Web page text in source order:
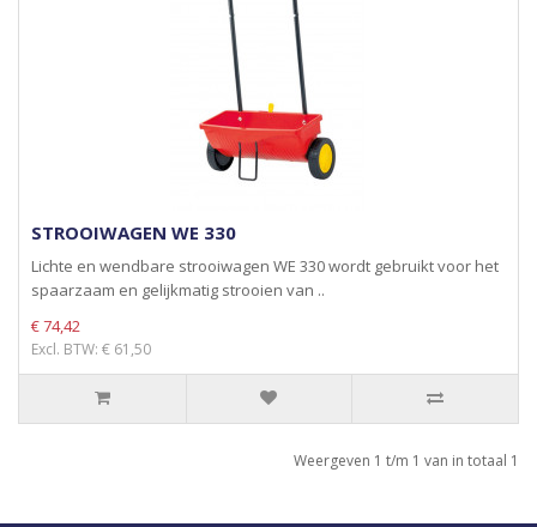
STROOIWAGEN WE 330
Lichte en wendbare strooiwagen WE 330 wordt gebruikt voor het
spaarzaam en gelijkmatig strooien van ..
€ 74,42
Excl. BTW: € 61,50
Weergeven 1 t/m 1 van in totaal 1